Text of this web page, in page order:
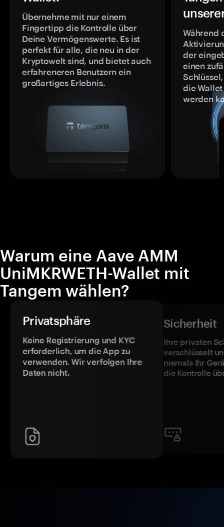
Übernehme mit nur einem
Fingertipp die Kontrolle über
Deine Vermögenswerte. Es ist
perfekt für alle, die neu in der
Kryptowelt sind, und bietet auch
erfahreneren Benutzern ein
großartiges Erlebnis.
Während
der
einen
die
werden
Warum eine Aave AMM
UniMKRWETH-Wallet mit
Tangem wählen?
Privatsphäre
Keine Registrierung und KYC
erforderlich, um die App zu
verwenden. Wir verfolgen Ihre
Daten nicht.
Sicherheit
Ihre privaten
verschlüsselt
niemals Ihr
die Kontrolle